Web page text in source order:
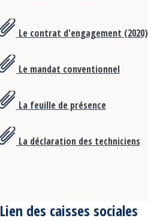
Le contrat d'engagement (2020)
Le mandat conventionnel
La feuille de présence
La déclaration des techniciens
des caisses sociales